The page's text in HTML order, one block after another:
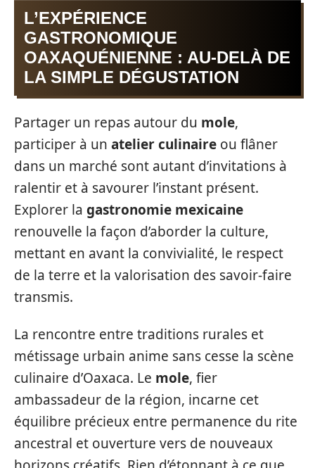
L’EXPÉRIENCE
GASTRONOMIQUE
OAXAQUÉNIENNE : AU-DELÀ DE
LA SIMPLE DÉGUSTATION
Partager un repas autour du mole,
participer à un atelier culinaire ou flâner
dans un marché sont autant d’invitations à
ralentir et à savourer l’instant présent.
Explorer la gastronomie mexicaine
renouvelle la façon d’aborder la culture,
mettant en avant la convivialité, le respect
de la terre et la valorisation des savoir-faire
transmis.
La rencontre entre traditions rurales et
métissage urbain anime sans cesse la scène
culinaire d’Oaxaca. Le mole, fier
ambassadeur de la région, incarne cet
équilibre précieux entre permanence du rite
ancestral et ouverture vers de nouveaux